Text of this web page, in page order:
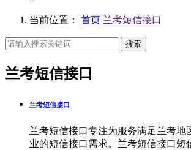
当前位置： 首页 兰考短信接口
搜索
兰考短信接口
兰考短信接口
兰考短信接口专注为服务满足兰考地
业的短信接口需求。兰考短信接口短